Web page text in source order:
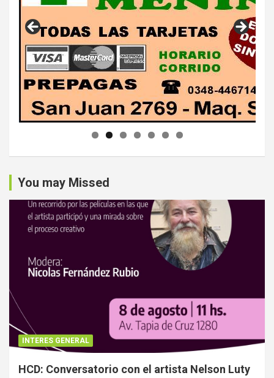
You may Missed
INTERES GENERAL
HCD: Conversatorio con el artista Nelson Luty